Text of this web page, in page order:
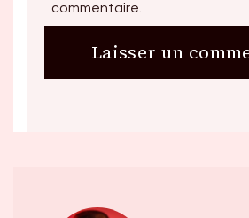
commentaire.